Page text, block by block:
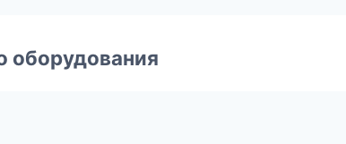
оборудования